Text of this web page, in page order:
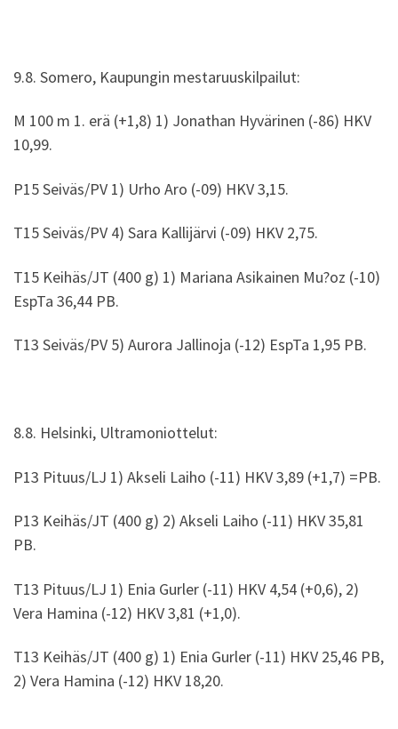
9.8. Somero, Kaupungin mestaruuskilpailut:
M 100 m 1. erä (+1,8) 1) Jonathan Hyvärinen (-86) HKV
10,99.
P15 Seiväs/PV 1) Urho Aro (-09) HKV 3,15.
T15 Seiväs/PV 4) Sara Kallijärvi (-09) HKV 2,75.
T15 Keihäs/JT (400 g) 1) Mariana Asikainen Mu?oz (-10)
EspTa 36,44 PB.
T13 Seiväs/PV 5) Aurora Jallinoja (-12) EspTa 1,95 PB.
8.8. Helsinki, Ultramoniottelut:
P13 Pituus/LJ 1) Akseli Laiho (-11) HKV 3,89 (+1,7) =PB.
P13 Keihäs/JT (400 g) 2) Akseli Laiho (-11) HKV 35,81
PB.
T13 Pituus/LJ 1) Enia Gurler (-11) HKV 4,54 (+0,6), 2)
Vera Hamina (-12) HKV 3,81 (+1,0).
T13 Keihäs/JT (400 g) 1) Enia Gurler (-11) HKV 25,46 PB,
2) Vera Hamina (-12) HKV 18,20.